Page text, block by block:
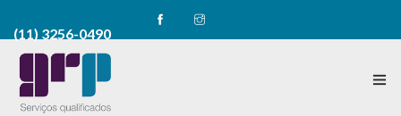
(11) 3256-0490